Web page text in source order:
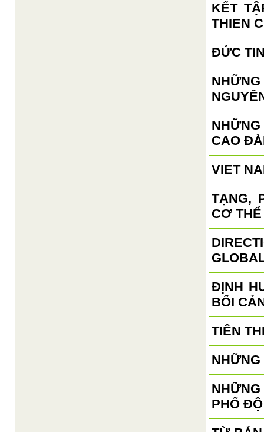
KẾT
THIEN
ĐỨC
CAO
VIET
TẠNG,
CƠ
ĐỊNH
BỐI
TIÊN
PHỔ ĐỘ